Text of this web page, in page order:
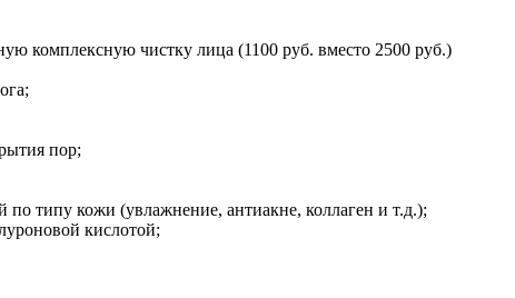
комплексную чистку лица (1100 руб. вместо 2500 руб.)
пор;
типу кожи (увлажнение, антиакне, коллаген и т.д.);
кислотой;